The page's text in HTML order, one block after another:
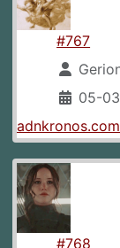
#767
05-
#768